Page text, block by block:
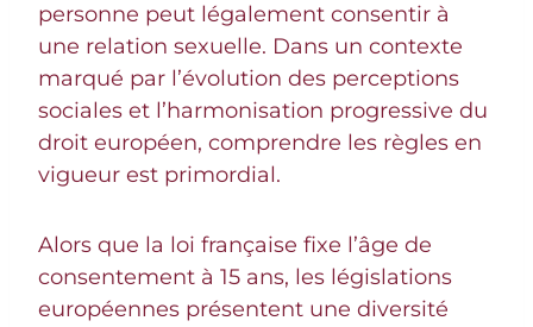
personne peut légalement consentir à
une relation sexuelle. Dans un contexte
marqué par l’évolution des perceptions
sociales et l’harmonisation progressive du
droit européen, comprendre les règles en
vigueur est primordial.
Alors que la loi française fixe l’âge de
consentement à 15 ans, les législations
européennes présentent une diversité